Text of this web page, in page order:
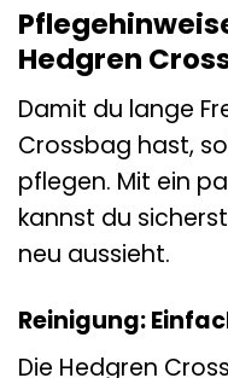
Hedgren
Damit du lange
Crossbag hast,
pflegen. Mit ein
kannst du
neu aussieht.
Reinigung:
Die Hedgren